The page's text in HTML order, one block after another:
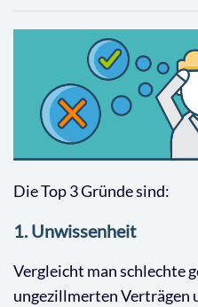
Die Top 3 Gründe sind:
1. Unwissenheit
Vergleicht man schlechte
ungezillmerten Verträgen